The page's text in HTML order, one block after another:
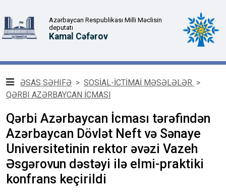
Azərbaycan Respublikası Milli Məclisin
deputatı
Kamal Cəfərov
ƏSAS SƏHIFƏ > SOSİAL-İCTİMAİ MƏSƏLƏLƏR >
QƏRBI AZƏRBAYCAN İCMASI
Qərbi Azərbaycan İcması tərəfindən
Azərbaycan Dövlət Neft və Sənaye
Universitetinin rektor əvəzi Vazeh
Əsgərovun dəstəyi ilə elmi-praktiki
konfrans keçirildi